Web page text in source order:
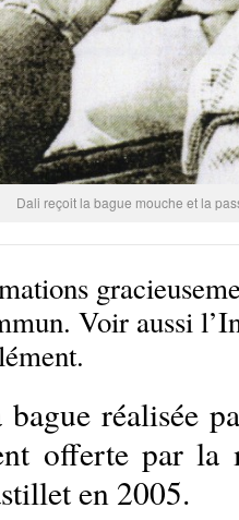
Dali reçoit la bague mouche et la
Voir aussi
réalisée
offerte par la
en 2005.